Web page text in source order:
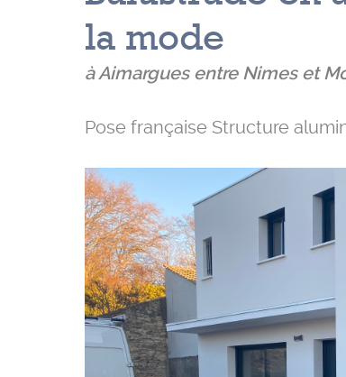
la mode
à Aimargues entre Nimes et
Pose française Structure